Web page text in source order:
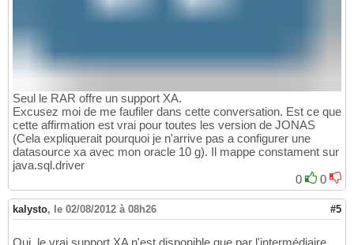
Seul le RAR offre un support XA.
Excusez moi de me faufiler dans cette conversation. Est ce que
cette affirmation est vrai pour toutes les version de JONAS
(Cela expliquerait pourquoi je n'arrive pas a configurer une
datasource xa avec mon oracle 10 g). Il mappe constament sur
java.sql.driver
0
0
kalysto, le 02/08/2012 à 08h26 #5